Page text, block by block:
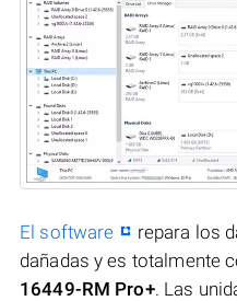
El software
repara los
dañadas y es totalmente
16449-RM Pro+. Las